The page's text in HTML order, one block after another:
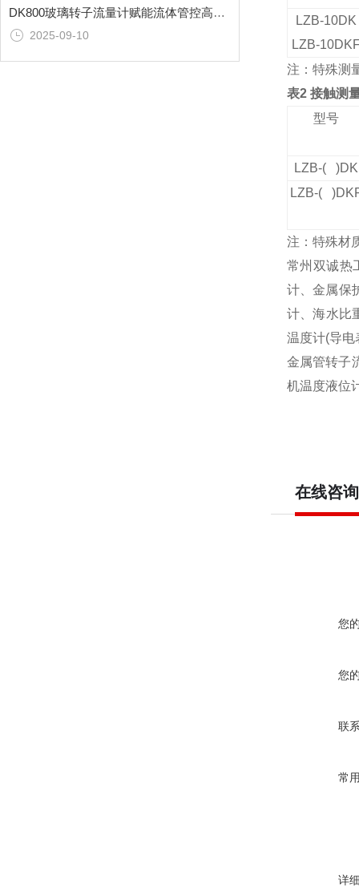
DK800玻璃转子流量计赋能流体管控高效升级
2025-09-10
LZB-10DK
LZB-
注：特殊测
表2 接触测
型号
LZB-( )DK
LZB-(
注：特殊材
常州双诚热
计、金属保
计、海水比
温度计(导电
金属管转子
机温度液位
在线咨询
您
您
联
常
详